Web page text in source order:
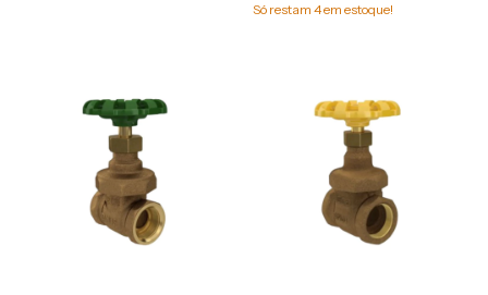
Só restam 4em estoque!